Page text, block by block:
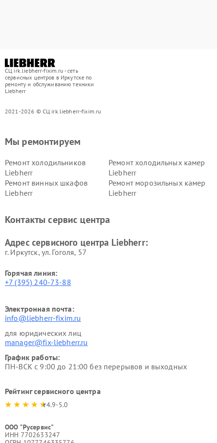
СЦ irk.liebherr-fixim.ru - сеть
сервисных центров в Иркутске по
ремонту и обслуживанию техники
Liebherr
2021-2026 © СЦ irk.liebherr-fixim.ru
Мы ремонтируем
Ремонт холодильников
Liebherr
Ремонт холодильных камер
Liebherr
Ремонт винных шкафов
Liebherr
Ремонт морозильных камер
Liebherr
Контакты сервис центра
Адрес сервисного центра Liebherr:
г. Иркутск, ул. ​Гоголя, 57
Горячая линия:
+7 (395) 240-73-88
Электронная почта:
info@liebherr-fixim.ru
для юридических лиц
manager@fix-liebherr.ru
График работы:
ПН-ВСК с 9:00 до 21:00 без перерывов и выходных
Рейтинг сервисного центра
4.9-5.0
ООО "Русервис"
ИНН 7702633247